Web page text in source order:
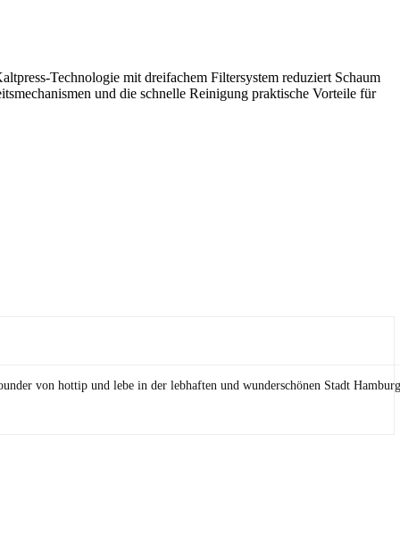
Technologie mit dreifachem Filtersystem reduziert Schaum
und die schnelle Reinigung praktische Vorteile für
von hottip und lebe in der lebhaften und wunderschönen Stadt